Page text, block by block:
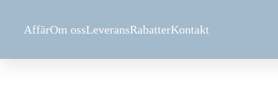
АffärOm ossLeveransRabatterKontakt